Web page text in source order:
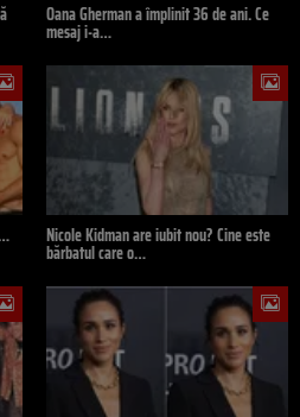
Oana Gherman a împlinit 36 de ani. Ce
mesaj i-a…
Nicole Kidman are iubit nou? Cine este
bărbatul care o…